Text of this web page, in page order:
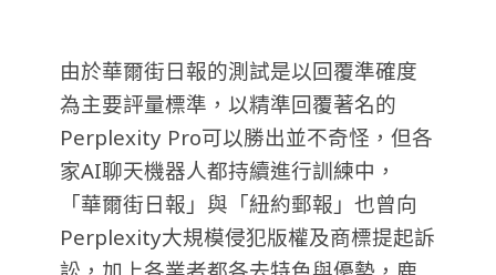
由於華爾街日報的測試是以回覆準確度
為主要評量標準，以精準回覆著名的
Perplexity Pro可以勝出並不奇怪，但各
家AI聊天機器人都持續進行訓練中，
「華爾街日報」與「紐約郵報」也曾向
Perplexity大規模侵犯版權及商標提起訴